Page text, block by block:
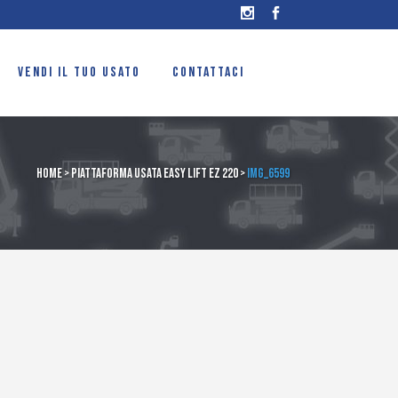
VENDI IL TUO USATO CONTATTACI
Home>Piattaforma usata Easy Lift EZ 220>IMG_6599